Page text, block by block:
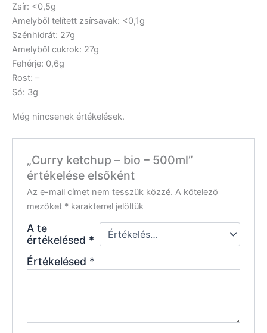
Zsír: <0,5g
Amelyből telített zsírsavak: <0,1g
Szénhidrát: 27g
Amelyből cukrok: 27g
Fehérje: 0,6g
Rost: –
Só: 3g
Még nincsenek értékelések.
„Curry ketchup – bio – 500ml”
értékelése elsőként
Az e-mail címet nem tesszük közzé. A kötelező
mezőket * karakterrel jelöltük
A te
értékelésed *
Értékelésed *